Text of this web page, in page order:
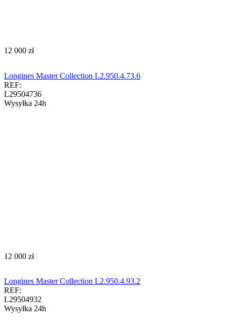
‍12 000‍ zł
Longines Master Collection L2.950.4.73.6
REF:
L29504736
Wysyłka 24h
‍12 000‍ zł
Longines Master Collection L2.950.4.93.2
REF:
L29504932
Wysyłka 24h